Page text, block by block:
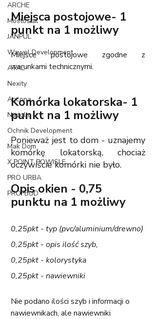
ARCHE
Mostostal
JANPUL
Wawel Development
ATAL
Nexity
Ancona
Napollo
Ochnik Development
Mak Dom
X POINT POWISLE
PRO URBA
PROFBUD
Miejsca postojowe- 1
punkt na 1 możliwy
Miejsce postojowe zgodne z
warunkami technicznymi.
Komórka lokatorska- 1
punkt na 1 możliwy
Ponieważ jest to dom - uznajemy
komórkę lokatorską, chociaż
oczywiście komórki nie było.
Opis okien - 0,75
punktu na 1 możliwy
0,25pkt - typ (pvc/aluminium/drewno)
0,25pkt - opis ilość szyb,
0,25pkt - kolorystyka
0,25pkt - nawiewniki
Nie podano ilości szyb i informacji o
nawiewnikach, ale nawiewniki